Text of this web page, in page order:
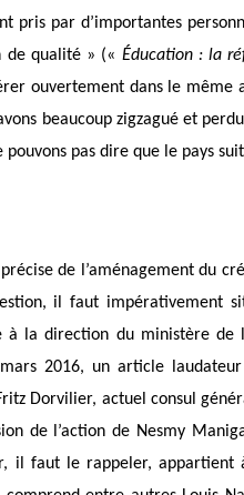
pris par d’importantes
de qualité » (« Éducation : la
ouvertement dans le même
beaucoup zigzagué et
pas dire que le pays
de l’aménagement du
il faut impérativement
à la direction du ministère
2016, un article
Dorvilier, actuel consul
de l’action de Nesmy
il faut le rappeler,